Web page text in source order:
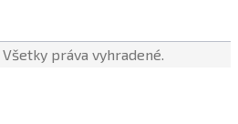
práva vyhradené.